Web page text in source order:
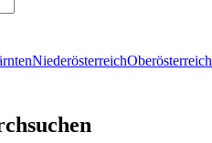
NiederösterreichOberösterreich